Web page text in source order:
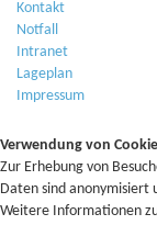
Kontakt
Notfall
Intranet
Lageplan
Impressum
Verwendung von
Zur Erhebung von
Daten sind
Weitere Informationen